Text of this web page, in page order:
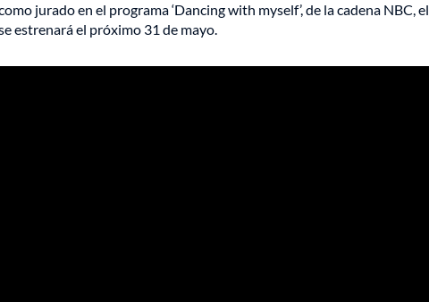
jurado en el programa ‘Dancing with myself’, de la cadena NBC, el
estrenará el próximo 31 de mayo.